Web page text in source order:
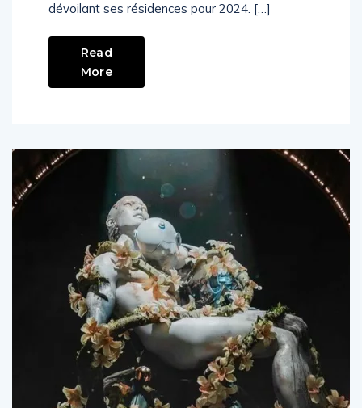
dévoilant ses résidences pour 2024. […]
Read
More